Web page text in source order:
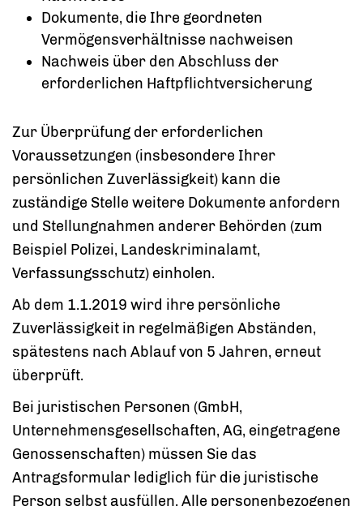
Dokumente, die Ihre geordneten
Vermögensverhältnisse nachweisen
Nachweis über den Abschluss der
erforderlichen Haftpflichtversicherung
Zur Überprüfung der erforderlichen
Voraussetzungen (insbesondere Ihrer
persönlichen Zuverlässigkeit) kann die
zuständige Stelle weitere Dokumente anfordern
und Stellungnahmen anderer Behörden (zum
Beispiel Polizei, Landeskriminalamt,
Verfassungsschutz) einholen.
Ab dem 1.1.2019 wird ihre persönliche
Zuverlässigkeit in regelmäßigen Abständen,
spätestens nach Ablauf von 5 Jahren, erneut
überprüft.
Bei juristischen Personen (GmbH,
Unternehmensgesellschaften, AG, eingetragene
Genossenschaften) müssen Sie das
Antragsformular lediglich für die juristische
Person selbst ausfüllen. Alle personenbezogenen